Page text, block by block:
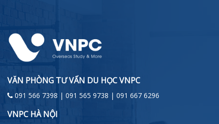
VĂN PHÒNG TƯ VẤN DU HỌC VNPC
091 566 7398 | 091 565 9738 | 091 667 6296
VNPC HÀ NỘI